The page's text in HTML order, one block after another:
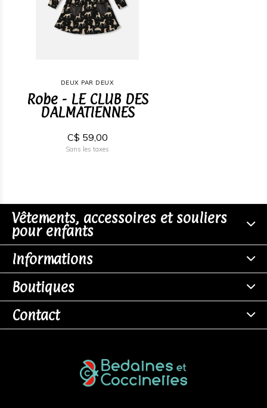
DEUX PAR DEUX
Robe - LE CLUB DES
DALMATIENNES
C$ 59,00
Sans les taxes
Vêtements, accessoires et souliers
pour enfants
Informations
Boutiques
Contact